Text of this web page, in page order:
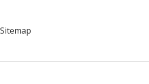
Sitemap